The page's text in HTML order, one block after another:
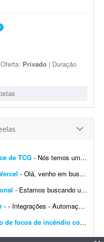
Privado | Duração
de TCG - Nós temos um site de marketplace de TCG (trading card game) chamado Capital Collectibles e gostaria de um programador front-end e back-end para nos ajudar a revisar a estrutura e validar a p...
- Olá, venho em busca de um profissional que entenda de Vercel. Gostaria de fazer alterações e melhorias no meu site. Já tenho muitas páginas que consigo editar, m...
- Estamos buscando um web designer/desenvolvedor para criar o novo site institucional da BonaFruta Sorvetes. Nossa principal referência de experiência, qualidade visual, navegaç&a...
- - Integrações - Automações - Configuração de servidor - Criação de ferramentas Exemplo de trabalho: Configuração de VPS, scrap...
Plataforma web de monitoramento de focos de incêndio com mapa interativo